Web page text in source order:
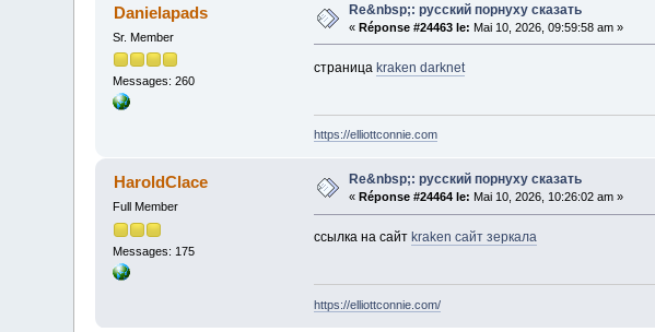
Danielapads
Sr. Member
Messages: 260
Re&nbsp;: русский порнуху сказать
«Réponse #24463 le: Mai 10, 2026, 09:59:58 am »
страница kraken darknet
https://elliottconnie.com
HaroldClace
Full Member
Messages: 175
Re&nbsp;: русский порнуху сказать
« Réponse #24464 le: Mai 10, 2026, 10:26:02 am »
ссылка на сайт kraken сайт зеркала
https://elliottconnie.com/